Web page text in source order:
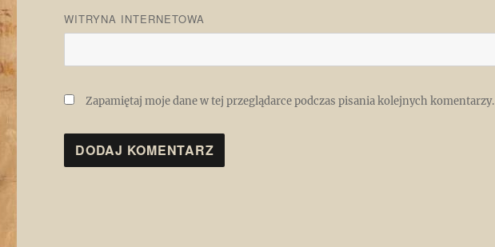
WITRYNA INTERNETOWA
Zapamiętaj moje dane w tej przeglądarce podczas pisania kolejnych komentarzy.